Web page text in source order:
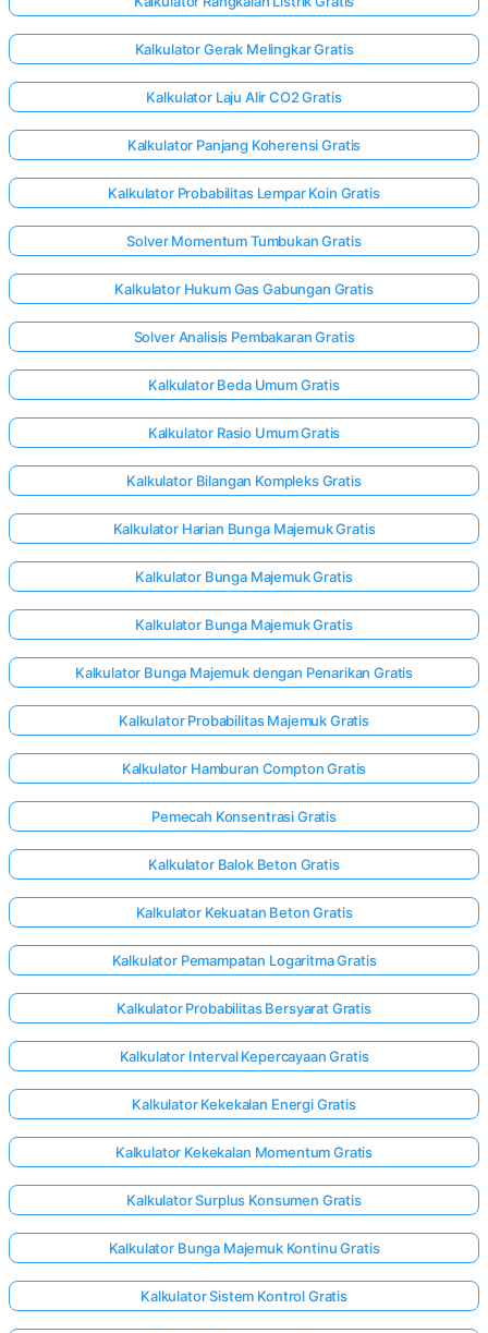
Kalkulator Gerak Melingkar Gratis
Kalkulator Laju Alir CO2 Gratis
Kalkulator Panjang Koherensi Gratis
Kalkulator Probabilitas Lempar Koin Gratis
Solver Momentum Tumbukan Gratis
Kalkulator Hukum Gas Gabungan Gratis
Solver Analisis Pembakaran Gratis
Kalkulator Beda Umum Gratis
Kalkulator Rasio Umum Gratis
Kalkulator Bilangan Kompleks Gratis
Kalkulator Harian Bunga Majemuk Gratis
Kalkulator Bunga Majemuk Gratis
Kalkulator Bunga Majemuk Gratis
Kalkulator Bunga Majemuk dengan Penarikan Gratis
Kalkulator Probabilitas Majemuk Gratis
Kalkulator Hamburan Compton Gratis
Pemecah Konsentrasi Gratis
Kalkulator Balok Beton Gratis
Kalkulator Kekuatan Beton Gratis
Kalkulator Pemampatan Logaritma Gratis
Kalkulator Probabilitas Bersyarat Gratis
Kalkulator Interval Kepercayaan Gratis
Kalkulator Kekekalan Energi Gratis
Kalkulator Kekekalan Momentum Gratis
Kalkulator Surplus Konsumen Gratis
Kalkulator Bunga Majemuk Kontinu Gratis
Kalkulator Sistem Kontrol Gratis